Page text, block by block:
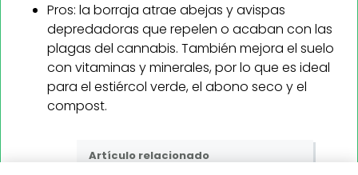
Pros: la borraja atrae abejas y avispas
depredadoras que repelen o acaban con las
plagas del cannabis. También mejora el suelo
con vitaminas y minerales, por lo que es ideal
para el estiércol verde, el abono seco y el
compost.
Artículo relacionado